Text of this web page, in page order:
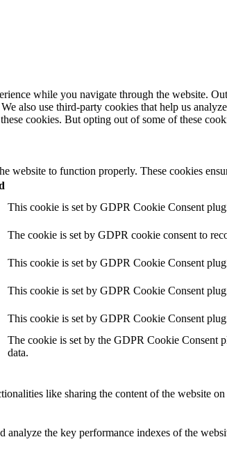
while you navigate through the website.
also use third-party cookies that help us
cookies. But opting out of some of these
website to function properly. These cookies
This cookie is set by GDPR Cookie Consent
The cookie is set by GDPR cookie consent to
This cookie is set by GDPR Cookie Consent
This cookie is set by GDPR Cookie Consent
This cookie is set by GDPR Cookie Consent
The cookie is set by the GDPR Cookie Consent
data.
like sharing the content of the website
analyze the key performance indexes of the